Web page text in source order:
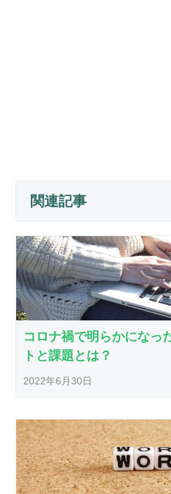
関連記事
コロナ禍で明らかになっ
トと課題とは？
2022年6月30日